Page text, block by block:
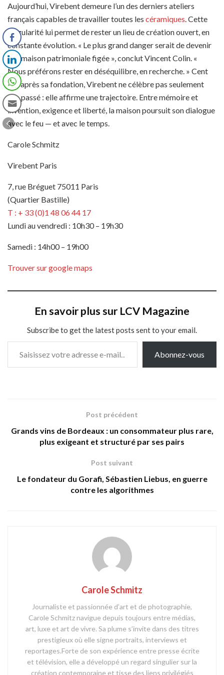
Aujourd’hui, Virebent demeure l’un des derniers ateliers
français capables de travailler toutes les céramiques. Cette
singularité lui permet de rester un lieu de création ouvert, en
constante évolution. « Le plus grand danger serait de devenir
une maison patrimoniale figée », conclut Vincent Colin. «
Nous préférons rester en déséquilibre, en recherche. » Cent
ans après sa fondation, Virebent ne célèbre pas seulement
son passé : elle affirme une trajectoire. Entre mémoire et
invention, exigence et liberté, la maison poursuit son dialogue
avec le feu — et avec le temps.
Carole Schmitz
Virebent Paris
7, rue Bréguet 75011 Paris
(Quartier Bastille)
T : + 33 (0)1 48 06 44 17
Lundi au vendredi : 10h30 – 19h30
Samedi : 14h00 – 19h00
Trouver sur google maps
En savoir plus sur LCV Magazine
Subscribe to get the latest posts sent to your email.
Saisissez votre adresse e-mail…
Abonnez-vous
Post précédent
Grands vins de Bordeaux : un consommateur plus rare,
plus exigeant et structuré par ses pairs
Post suivant
Le fondateur du Gorafi, Sébastien Liebus, en guerre
contre les algorithmes
Carole Schmitz
Journaliste et passionnée d’art et de photographie,
Carole Schmitz navigue depuis toujours entre médias,
art, luxe et art de vivre. Sa plume s’invite dans des titres
prestigieux où elle signe portraits, interviews et
reportages.Forte de son expérience entre presse écrite
et télévision, elle a développé un regard singulier sur la
création contemporaine et tisse des liens privilégiés